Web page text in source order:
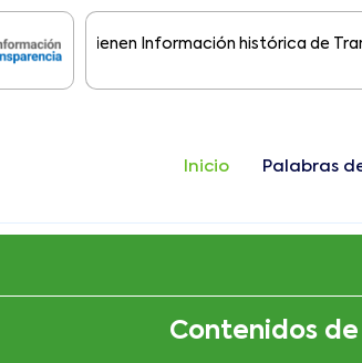
contienen Información histórica de
Inicio Palabras
Contenidos